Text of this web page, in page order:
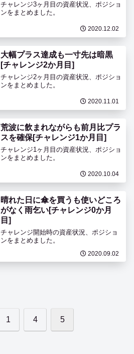
チャレンジ3ヶ月目の資産状況、ポジショ
ンをまとめました。
2020.12.02
大幅プラス達成も一寸先は暗黒
[チャレンジ2か月目]
チャレンジ2ヶ月目の資産状況、ポジショ
ンをまとめました。
2020.11.01
荒波に飲まれながらも前月比プラ
スを確保[チャレンジ1か月目]
チャレンジ1ヶ月目の資産状況、ポジショ
ンをまとめました。
2020.10.04
晴れた日に傘を買うも使いどころ
がなく雨乞い[チャレンジ0か月
目]
チャレンジ開始時の資産状況、ポジショ
ンをまとめました。
2020.09.02
1 4 5